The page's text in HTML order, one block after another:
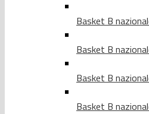
Basket B
Basket B
Basket B
Basket B